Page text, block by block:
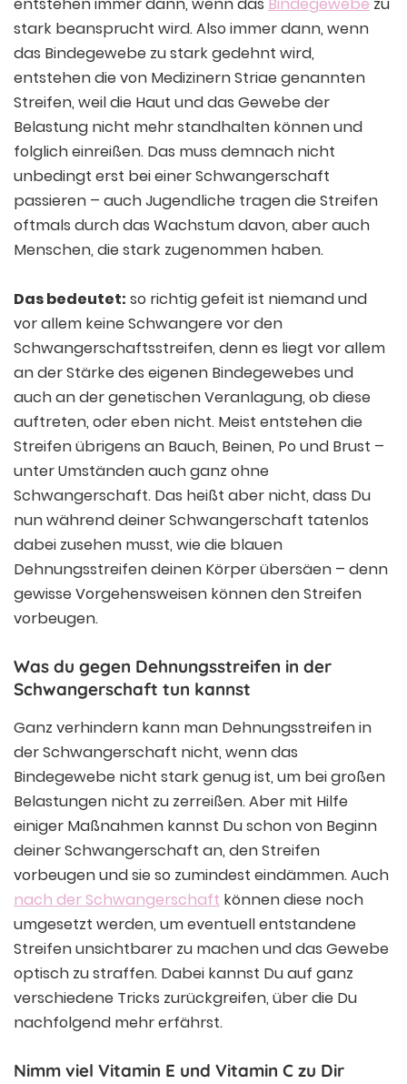
stark beansprucht wird. Also immer dann, wenn
das Bindegewebe zu stark gedehnt wird,
entstehen die von Medizinern Striae genannten
Streifen, weil die Haut und das Gewebe der
Belastung nicht mehr standhalten können und
folglich einreißen. Das muss demnach nicht
unbedingt erst bei einer Schwangerschaft
passieren – auch Jugendliche tragen die Streifen
oftmals durch das Wachstum davon, aber auch
Menschen, die stark zugenommen haben.
Das bedeutet: so richtig gefeit ist niemand und
vor allem keine Schwangere vor den
Schwangerschaftsstreifen, denn es liegt vor allem
an der Stärke des eigenen Bindegewebes und
auch an der genetischen Veranlagung, ob diese
auftreten, oder eben nicht. Meist entstehen die
Streifen übrigens an Bauch, Beinen, Po und Brust –
unter Umständen auch ganz ohne
Schwangerschaft. Das heißt aber nicht, dass Du
nun während deiner Schwangerschaft tatenlos
dabei zusehen musst, wie die blauen
Dehnungsstreifen deinen Körper übersäen – denn
gewisse Vorgehensweisen können den Streifen
vorbeugen.
Was du gegen Dehnungsstreifen in der
Schwangerschaft tun kannst
Ganz verhindern kann man Dehnungsstreifen in
der Schwangerschaft nicht, wenn das
Bindegewebe nicht stark genug ist, um bei großen
Belastungen nicht zu zerreißen. Aber mit Hilfe
einiger Maßnahmen kannst Du schon von Beginn
deiner Schwangerschaft an, den Streifen
vorbeugen und sie so zumindest eindämmen. Auch
nach der Schwangerschaft können diese noch
umgesetzt werden, um eventuell entstandene
Streifen unsichtbarer zu machen und das Gewebe
optisch zu straffen. Dabei kannst Du auf ganz
verschiedene Tricks zurückgreifen, über die Du
nachfolgend mehr erfährst.
Nimm viel Vitamin E und Vitamin C zu Dir